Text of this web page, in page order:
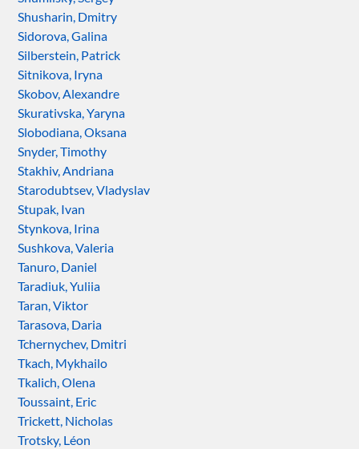
Shusharin, Dmitry
Sidorova, Galina
Silberstein, Patrick
Sitnikova, Iryna
Skobov, Alexandre
Skurativska, Yaryna
Slobodiana, Oksana
Snyder, Timothy
Stakhiv, Andriana
Starodubtsev, Vladyslav
Stupak, Ivan
Stynkova, Irina
Sushkova, Valeria
Tanuro, Daniel
Taradiuk, Yuliia
Taran, Viktor
Tarasova, Daria
Tchernychev, Dmitri
Tkach, Mykhailo
Tkalich, Olena
Toussaint, Eric
Trickett, Nicholas
Trotsky, Léon